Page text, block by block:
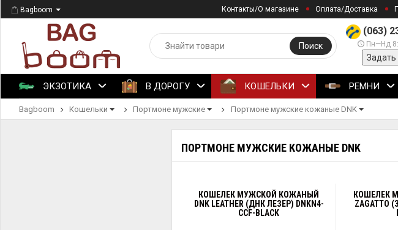
Bagboom Контакты/О магазине Оплата/Доставка
(063)
Пн—Нд
Задать
Поиск
ЭКЗОТИКА В ДОРОГУ КОШЕЛЬКИ РЕМНИ
Bagboom Кошельки Портмоне мужские Портмоне мужские кожаные DNK
ПОРТМОНЕ МУЖСКИЕ КОЖАНЫЕ DNK
КОШЕЛЕК МУЖСКОЙ КОЖАНЫЙ
DNK LEATHER (ДНК ЛЕЗЕР) DNKN4-
CCF-BLACK
КОШЕЛЕК
ZAGATTO